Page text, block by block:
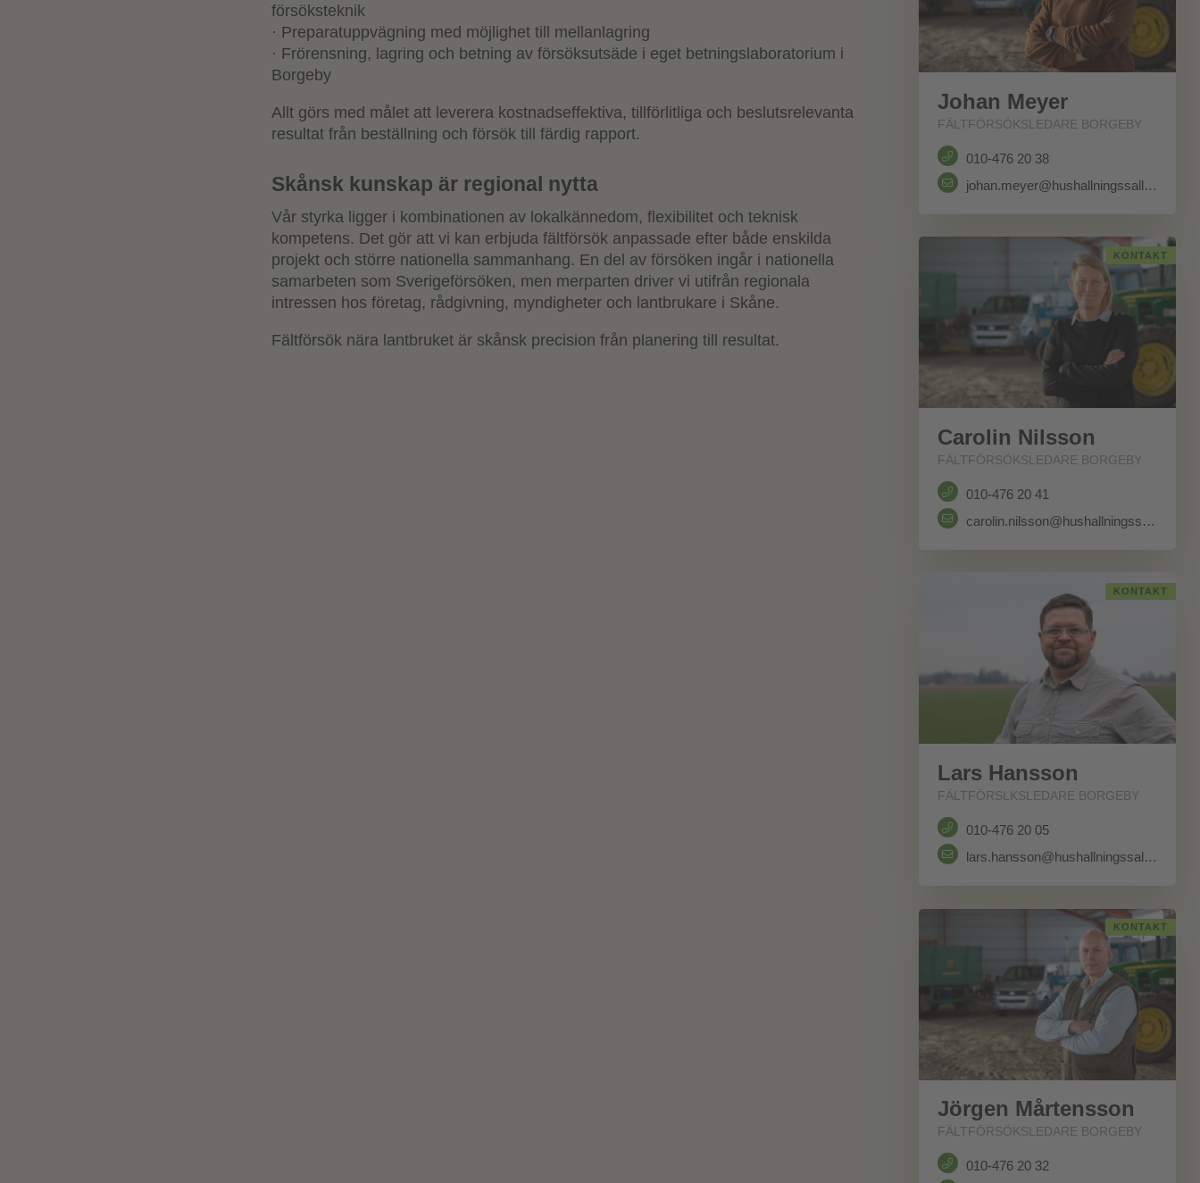
försöksteknik
· Preparatuppvägning med möjlighet till mellanlagring
· Frörensning, lagring och betning av försöksutsäde i eget betningslaboratorium i
Borgeby
Allt görs med målet att leverera kostnadseffektiva, tillförlitliga och beslutsrelevanta
resultat från beställning och försök till färdig rapport.
Skånsk kunskap är regional nytta
Vår styrka ligger i kombinationen av lokalkännedom, flexibilitet och teknisk
kompetens. Det gör att vi kan erbjuda fältförsök anpassade efter både enskilda
projekt och större nationella sammanhang. En del av försöken ingår i nationella
samarbeten som Sverigeförsöken, men merparten driver vi utifrån regionala
intressen hos företag, rådgivning, myndigheter och lantbrukare i Skåne.
Fältförsök nära lantbruket är skånsk precision från planering till resultat.
Johan Meyer
FÄLTFÖRSÖKSLEDARE BORGEBY
010-476 20 38
johan.meyer@hushallningssallskapet.se
KONTAKT
Carolin Nilsson
FÄLTFÖRSÖKSLEDARE BORGEBY
010-476 20 41
carolin.nilsson@hushallningssallskapet.se
KONTAKT
Lars Hansson
FÄLTFÖRSLKSLEDARE BORGEBY
010-476 20 05
lars.hansson@hushallningssallskapet.se
KONTAKT
Jörgen Mårtensson
FÄLTFÖRSÖKSLEDARE BORGEBY
010-476 20 32